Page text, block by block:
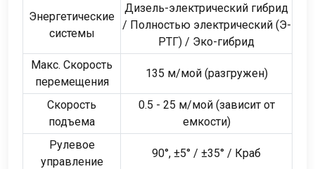
Энергетические
системы
Дизель-электрический гибрид
/ Полностью электрический (Э-
РТГ) / Эко-гибрид
Макс. Скорость
перемещения
135 м/мой (разгружен)
Скорость
подъема
0.5 - 25 м/мой (зависит от
емкости)
Рулевое
управление
90°, ±5° / ±35° / Краб